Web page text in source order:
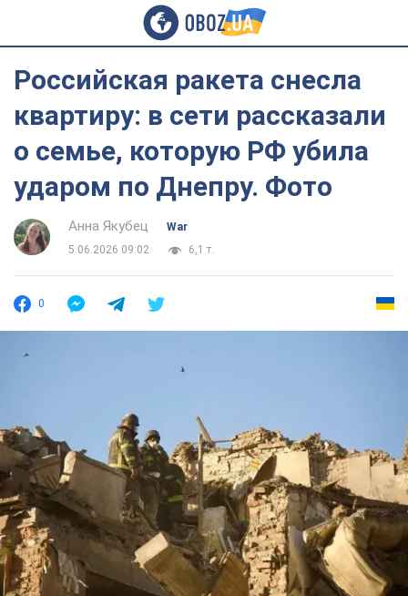
Российская ракета снесла
квартиру: в сети рассказали
о семье, которую РФ убила
ударом по Днепру. Фото
Анна Якубец
War
5.06.2026 09:02
6,1 т.
0